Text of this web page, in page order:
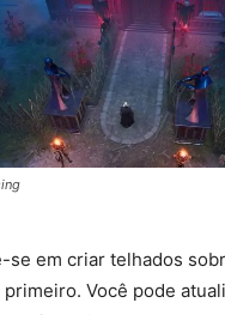
se em criar telhados
Você pode